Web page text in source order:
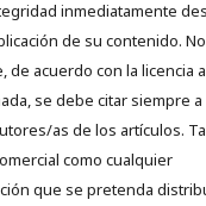
inmediatamente
de su contenido. No
de acuerdo con la licencia
se debe citar siempre a
as de los artículos.
como cualquier
que se pretenda